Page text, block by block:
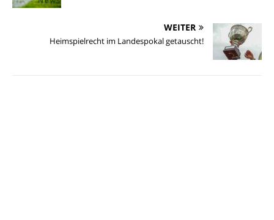
WEITER
Heimspielrecht im Landespokal getauscht!